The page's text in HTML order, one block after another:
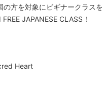
方を対象にビギナークラスを
JAPANESE CLASS！
Heart